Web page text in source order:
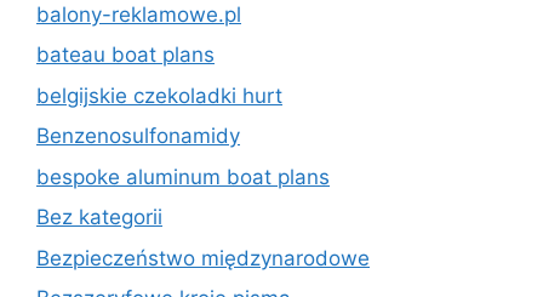
balony-reklamowe.pl
bateau boat plans
belgijskie czekoladki hurt
Benzenosulfonamidy
bespoke aluminum boat plans
Bez kategorii
Bezpieczeństwo międzynarodowe